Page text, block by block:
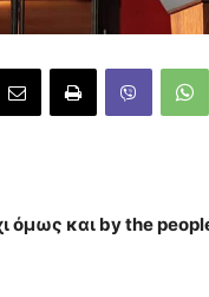
όμως και by the